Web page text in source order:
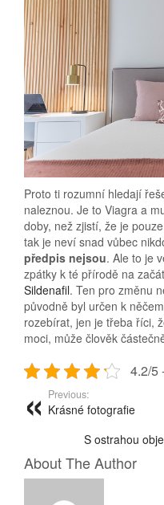
Proto ti rozumní hledají
naleznou. Je to Viagra a
doby, než zjistí, že je
tak je neví snad vůbec
předpis nejsou. Ale to je
zpátky k té přírodě na
Sildenafil. Ten pro změnu
původně byl určen k
rozebírat, jen je třeba říci,
moci, může člověk
4.2/5
Previous:
Krásné fotografie
S ostrahou
About The Author